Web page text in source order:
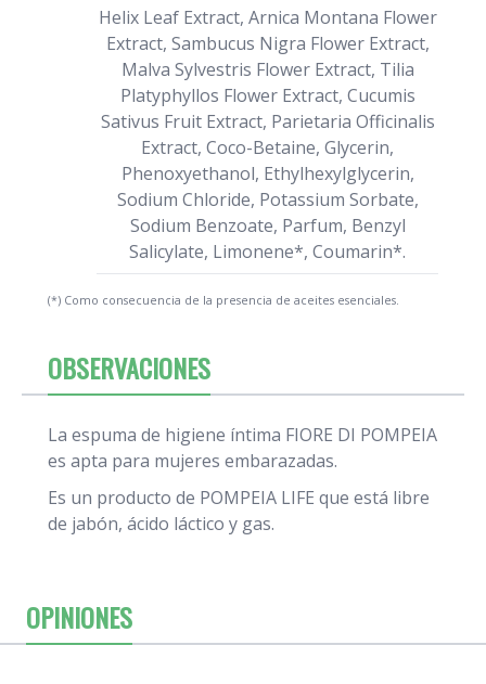
Helix Leaf Extract, Arnica Montana Flower
Extract, Sambucus Nigra Flower Extract,
Malva Sylvestris Flower Extract, Tilia
Platyphyllos Flower Extract, Cucumis
Sativus Fruit Extract, Parietaria Officinalis
Extract, Coco-Betaine, Glycerin,
Phenoxyethanol, Ethylhexylglycerin,
Sodium Chloride, Potassium Sorbate,
Sodium Benzoate, Parfum, Benzyl
Salicylate, Limonene*, Coumarin*.
(*) Como consecuencia de la presencia de aceites esenciales.
OBSERVACIONES
La espuma de higiene íntima FIORE DI POMPEIA
es apta para mujeres embarazadas.
Es un producto de POMPEIA LIFE que está libre
de jabón, ácido láctico y gas.
OPINIONES